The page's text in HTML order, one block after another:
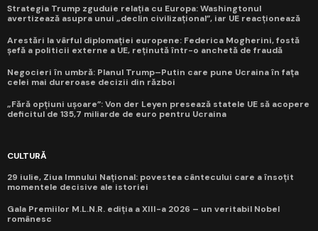
Strategia Trump zguduie relația cu Europa: Washingtonul
avertizează asupra unui „declin civilizațional”, iar UE reacționează
Arestări la vârful diplomației europene: Federica Mogherini, fostă
șefă a politicii externe a UE, reținută într-o anchetă de fraudă
Negocieri în umbră: Planul Trump–Putin care pune Ucraina în fața
celei mai dureroase decizii din război
„Fără opțiuni ușoare”: Von der Leyen presează statele UE să acopere
deficitul de 135,7 miliarde de euro pentru Ucraina
CULTURĂ
29 iulie, Ziua Imnului Național: povestea cântecului care a însoțit
momentele decisive ale istoriei
Gala Premiilor M.L.N.R. ediția a XIII-a 2026 – un veritabil Nobel
românesc